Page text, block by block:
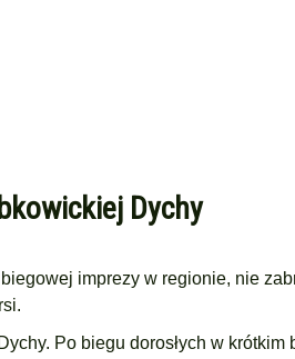
Dychy
imprezy w regionie, nie
Po biegu dorosłych w krótkim